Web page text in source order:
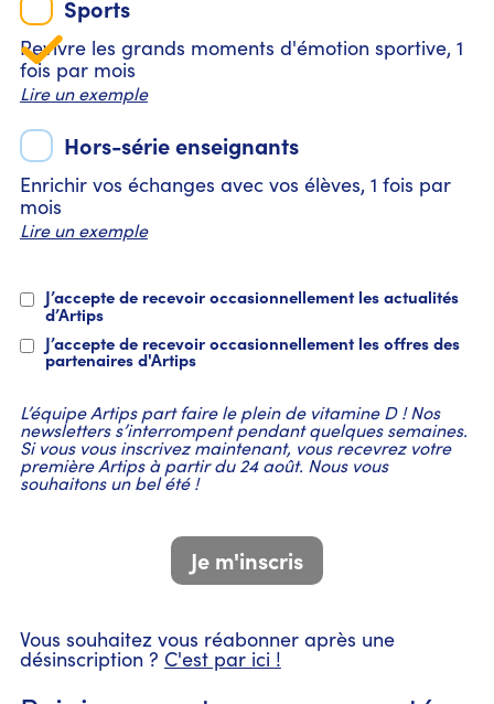
Sports
Revivre les grands moments d'émotion sportive, 1
fois par mois
Lire un exemple
Hors-série enseignants
Enrichir vos échanges avec vos élèves, 1 fois par
mois
Lire un exemple
J’accepte de recevoir occasionnellement les actualités
d’Artips
J’accepte de recevoir occasionnellement les offres des
partenaires d'Artips
L’équipe Artips part faire le plein de vitamine D ! Nos
newsletters s’interrompent pendant quelques semaines.
Si vous vous inscrivez maintenant, vous recevrez votre
première Artips à partir du 24 août. Nous vous
souhaitons un bel été !
Vous souhaitez vous réabonner après une
désinscription ? C'est par ici !